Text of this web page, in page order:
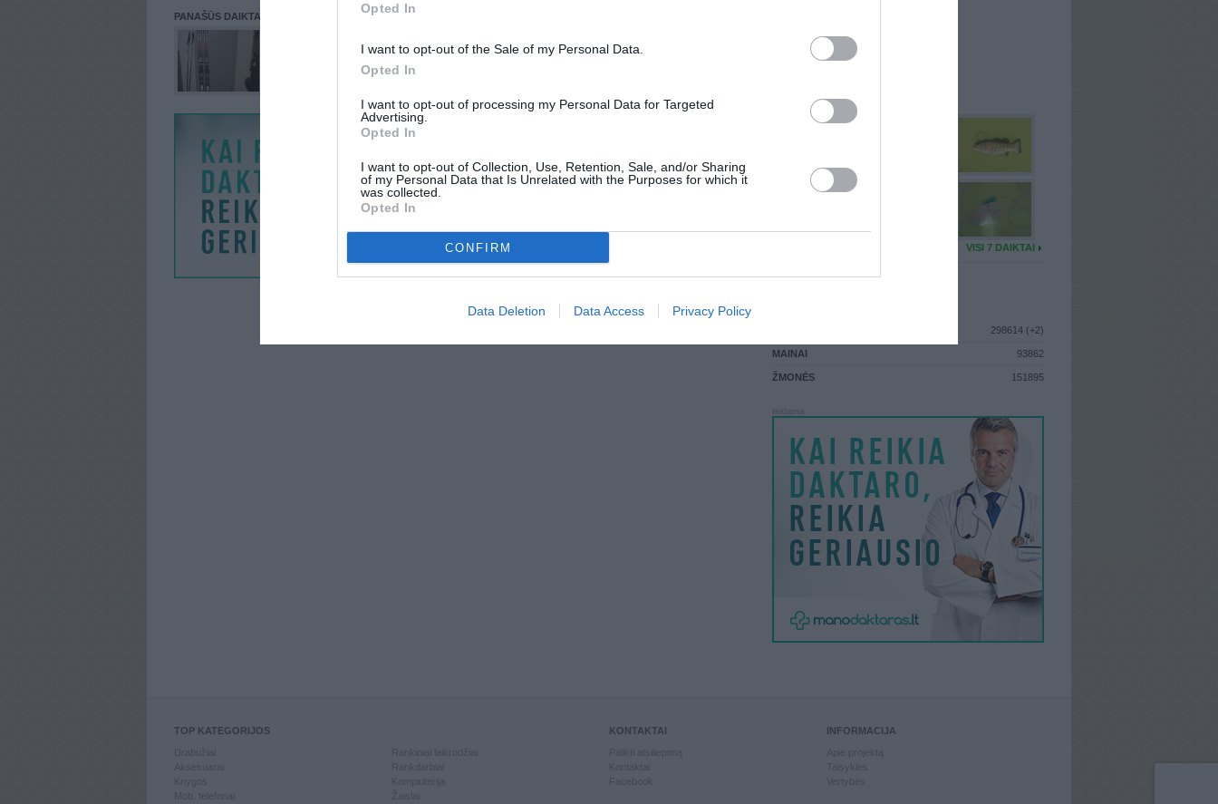
Opted In
I want to opt-out of the Sale of my Personal Data.
Opted In
I want to opt-out of processing my Personal Data for Targeted
Advertising.
Opted In
I want to opt-out of Collection, Use, Retention, Sale, and/or Sharing
of my Personal Data that Is Unrelated with the Purposes for which it
was collected.
Opted In
CONFIRM
Data Deletion Data Access Privacy Policy
PANAŠŪS DAIKTAI
ATLIKO MAINŲ
DAUGIAU DAIKTŲ
VISI 7 DAIKTAI
298614 (+2)
MAINAI 93862
ŽMONĖS 151895
TOP KATEGORIJOS
Knygos
Mob. telefonai
Kompiuterija
Žaislai
KONTAKTAI
Kontaktai
INFORMACIJA